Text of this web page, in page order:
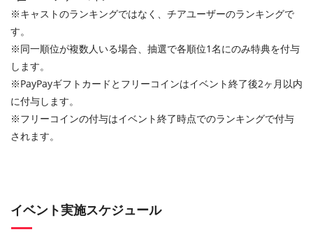
※キャストのランキングではなく、チアユーザーのランキングで
す。
※同一順位が複数人いる場合、抽選で各順位1名にのみ特典を付与
します。
※PayPayギフトカードとフリーコインはイベント終了後2ヶ月以内
に付与します。
※フリーコインの付与はイベント終了時点でのランキングで付与
されます。
イベント実施スケジュール